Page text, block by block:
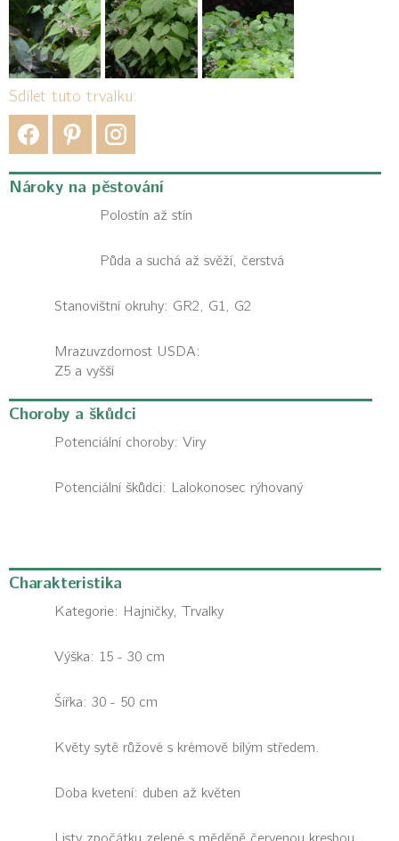
Sdílet tuto trvalku:
Nároky na pěstování
Polostín až stín
Půda a suchá až svěží, čerstvá
Stanovištní okruhy: GR2, G1, G2
Mrazuvzdornost USDA:
Z5 a vyšší
Choroby a škůdci
Potenciální choroby: Viry
Potenciální škůdci: Lalokonosec rýhovaný
Charakteristika
Kategorie: Hajničky, Trvalky
Výška: 15 - 30 cm
Šířka: 30 - 50 cm
Květy sytě růžové s krémově bílým středem.
Doba kvetení: duben až květen